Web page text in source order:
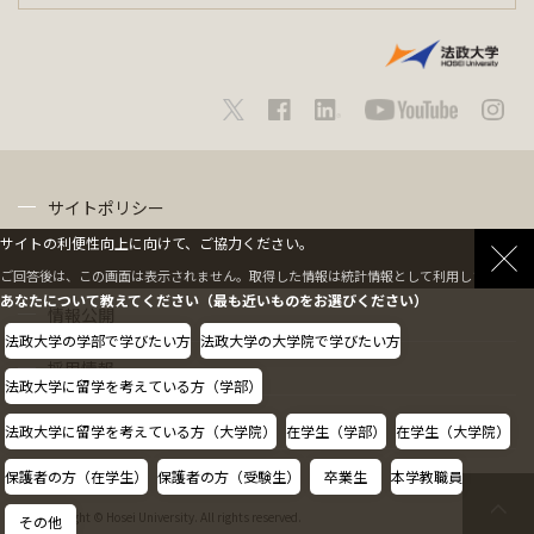
サイトポリシー
情報公開
採用情報
教職員の方へ
Copyright © Hosei University. All rights reserved.
サイトの利便性向上に向けて、ご協力ください。
ご回答後は、この画面は表示されません。取得した情報は統計情報として利用します。
あなたについて教えてください（最も近いものをお選びください）
法政大学の学部で学びたい方 法政大学の大学院で学びたい方
法政大学に留学を考えている方（学部）
法政大学に留学を考えている方（大学院） 在学生（学部） 在学生（大学院）
保護者の方（在学生） 保護者の方（受験生） 卒業生 本学教職員
その他